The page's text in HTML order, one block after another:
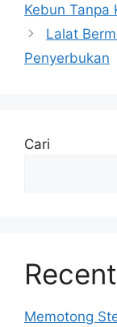
Kebun Tanpa
Lalat
Penyerbukan
Cari
Memotong